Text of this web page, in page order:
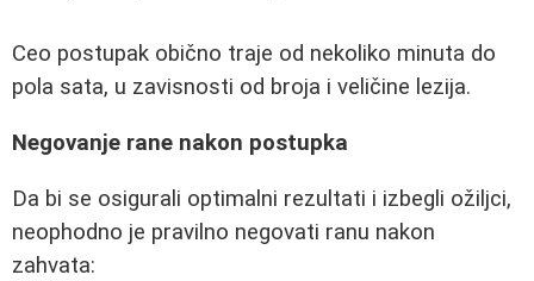
Ceo postupak obično traje od nekoliko minuta do
pola sata, u zavisnosti od broja i veličine lezija.
Negovanje rane nakon postupka
Da bi se osigurali optimalni rezultati i izbegli ožiljci,
neophodno je pravilno negovati ranu nakon
zahvata: